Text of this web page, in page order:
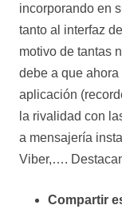
incorporando en
tanto al interfaz
motivo de tantas
debe a que
aplicación
la rivalidad con
a mensajería
Viber,….
Compartir